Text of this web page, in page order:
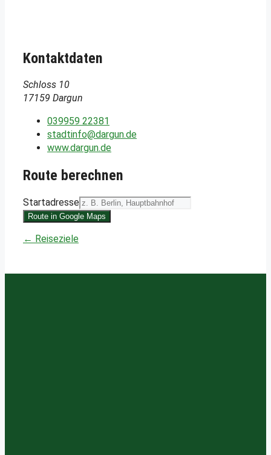
Kontaktdaten
Schloss 10
17159 Dargun
039959 22381
stadtinfo@dargun.de
www.dargun.de
Route berechnen
Startadresse
Route in Google Maps
← Reiseziele